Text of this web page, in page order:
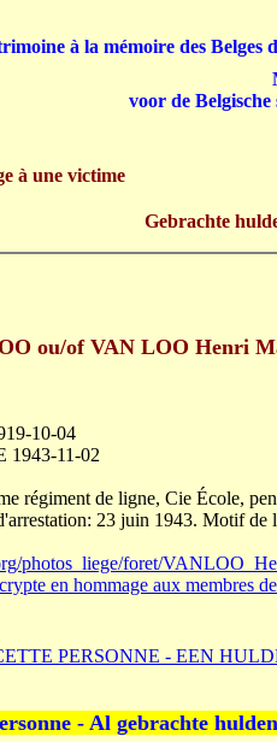
ou/of VAN LOO Henri
10-04
1943-11-02
régiment de ligne, Cie École,
23 juin 1943. Motif
photos_liege/foret/
en hommage aux membres
PERSONNE - EEN
- Al gebrachte
à une victime
Gebrachte
à la mémoire des Belges
voor de